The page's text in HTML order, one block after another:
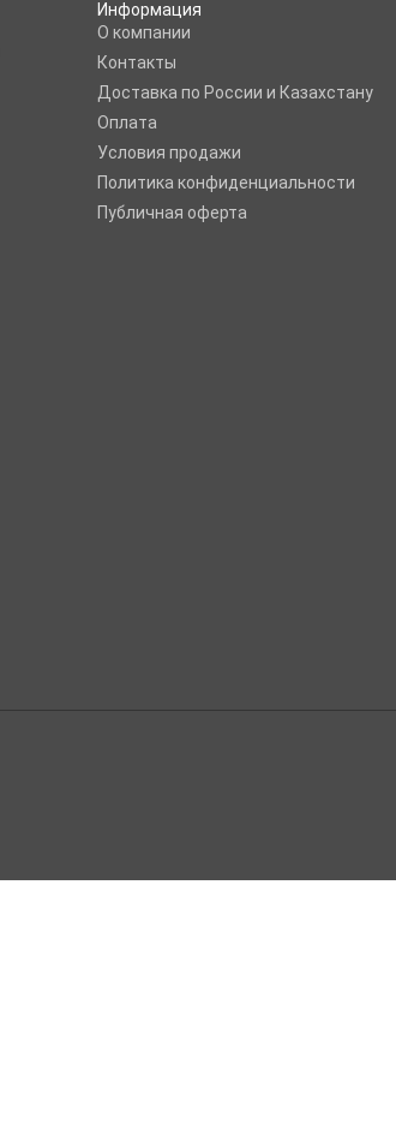
Информация
O компании
Контакты
Доставка по России и Казахстану
Оплата
Условия продажи
Политика конфиденциальности
Публичная оферта